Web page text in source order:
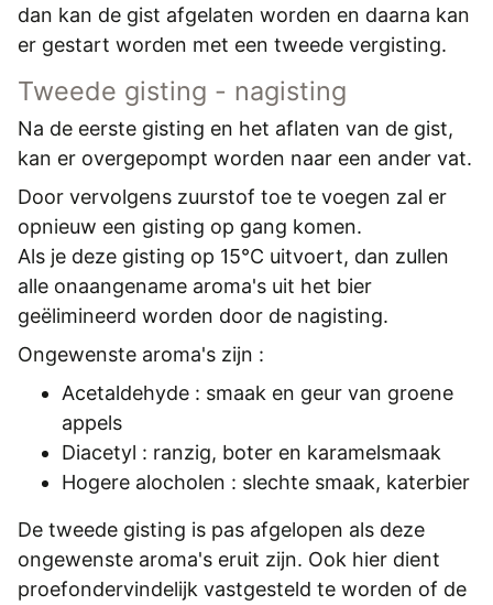
REGISTREREN
ADVERTEREN
MELDPUNT
PERS/PUBLICATIES
FACEBOOK
LINKS
dan kan de gist afgelaten worden en daarna kan
er gestart worden met een tweede vergisting.
Tweede gisting - nagisting
Na de eerste gisting en het aflaten van de gist,
kan er overgepompt worden naar een ander vat.
Door vervolgens zuurstof toe te voegen zal er
opnieuw een gisting op gang komen.
Als je deze gisting op 15°C uitvoert, dan zullen
alle onaangename aroma's uit het bier
geëlimineerd worden door de nagisting.
Ongewenste aroma's zijn :
Acetaldehyde : smaak en geur van groene
appels
Diacetyl : ranzig, boter en karamelsmaak
Hogere alocholen : slechte smaak, katerbier
De tweede gisting is pas afgelopen als deze
ongewenste aroma's eruit zijn. Ook hier dient
proefondervindelijk vastgesteld te worden of de